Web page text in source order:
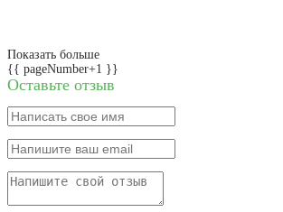
Показать больше
{{ pageNumber+1 }}
Оставьте отзыв